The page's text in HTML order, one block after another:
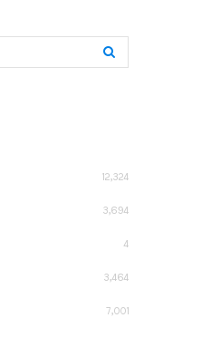
12,324
3,694
4
3,464
7,001